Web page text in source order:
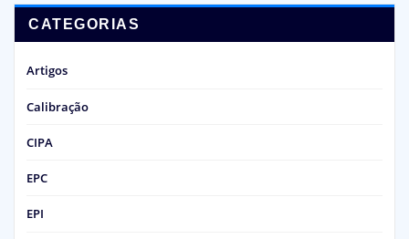
CATEGORIAS
Artigos
Calibração
CIPA
EPC
EPI